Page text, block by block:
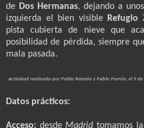
de Dos Hermanas, dejando a
izquierda el bien visible
Refugio
pista cubierta de nieve que
posibilidad de pérdida, siempre
mala pasada.
Actividad realizada por Pablo Renedo y Pablo Parrón, el 9
Datos prácticos:
Acceso: desde Madridtomamos